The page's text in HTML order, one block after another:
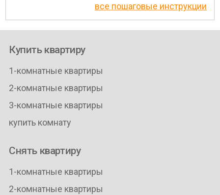
все пошаговые инструкции
Купить квартиру
1-комнатные квартиры
2-комнатные квартиры
3-комнатные квартиры
купить комнату
Снять квартиру
1-комнатные квартиры
2-комнатные квартиры